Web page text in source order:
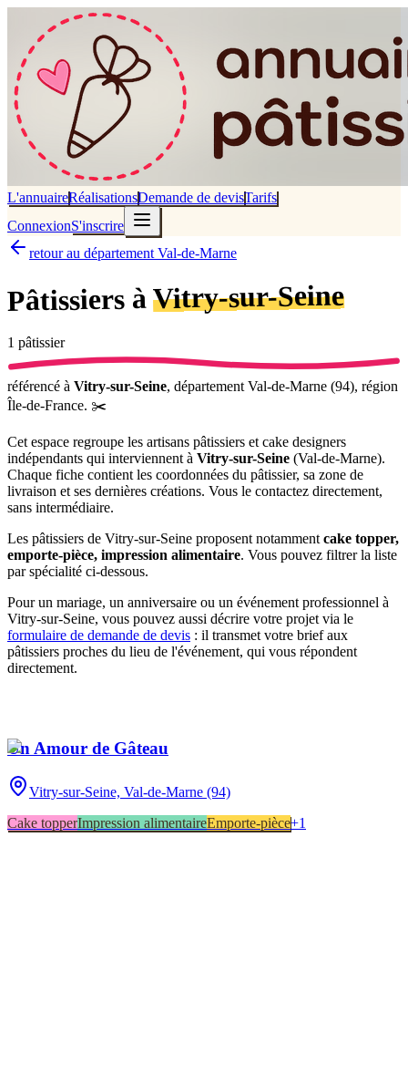
L'annuaireRéalisationsDemande de devisTarifs
ConnexionS'inscrire
retour au département Val-de-Marne
Pâtissiers àVitry-sur-Seine
1 pâtissier
référencé à Vitry-sur-Seine, département Val-de-Marne (94), région
Île-de-France. ✂️
Cet espace regroupe les artisans pâtissiers et cake designers
indépendants qui interviennent à Vitry-sur-Seine (Val-de-Marne).
Chaque fiche contient les coordonnées du pâtissier, sa zone de
livraison et ses dernières créations. Vous le contactez directement,
sans intermédiaire.
Les pâtissiers de Vitry-sur-Seine proposent notamment cake topper,
emporte-pièce, impression alimentaire. Vous pouvez filtrer la liste
par spécialité ci-dessous.
Pour un mariage, un anniversaire ou un événement professionnel à
Vitry-sur-Seine, vous pouvez aussi décrire votre projet via le
formulaire de demande de devis : il transmet votre brief aux
pâtissiers proches du lieu de l'événement, qui vous répondent
directement.
Un Amour de Gâteau
Vitry-sur-Seine, Val-de-Marne (94)
Cake topperImpression alimentaireEmporte-pièce+1